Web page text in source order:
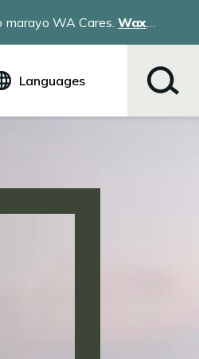
WA Cares. Wax
Languages